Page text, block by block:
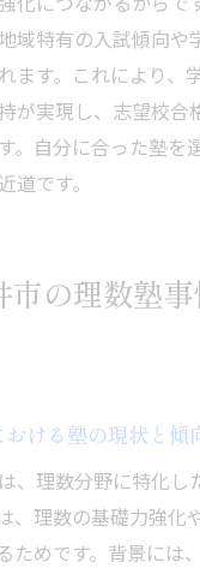
域特有の入試傾向や
ます。これにより、
が実現し、志望校合
。自分に合った塾を
道です。
市の理数塾
ける塾の現状と傾
、理数分野に特化し
、理数の基礎力強化
ためです。背景には